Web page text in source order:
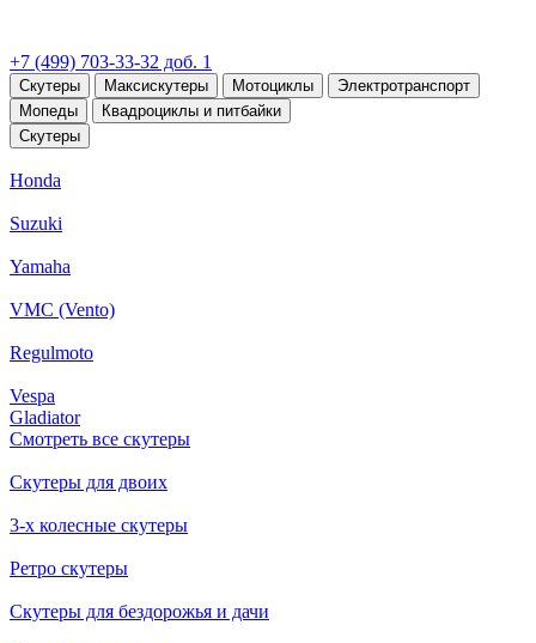
+7 (499) 703-33-32 доб. 1
Скутеры Максискутеры Мотоциклы
Электротранспорт
Мопеды
Квадроциклы и питбайки
Скутеры
Honda
Suzuki
Yamaha
VMC (Vento)
Regulmoto
Vespa
Gladiator
Смотреть все скутеры
Скутеры для двоих
3-х колесные скутеры
Ретро скутеры
Скутеры для бездорожья и дачи